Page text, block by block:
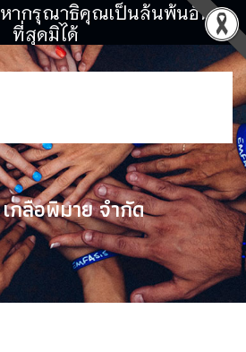
ากรุณาธิคุณเป็นล้นพ้นอันหา
ที่สุดมิได้
กลือพิมาย จำกัด